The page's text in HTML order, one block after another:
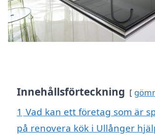
Innehållsförteckning
1 Vad kan ett företag som är
på renovera kök i Ullånger